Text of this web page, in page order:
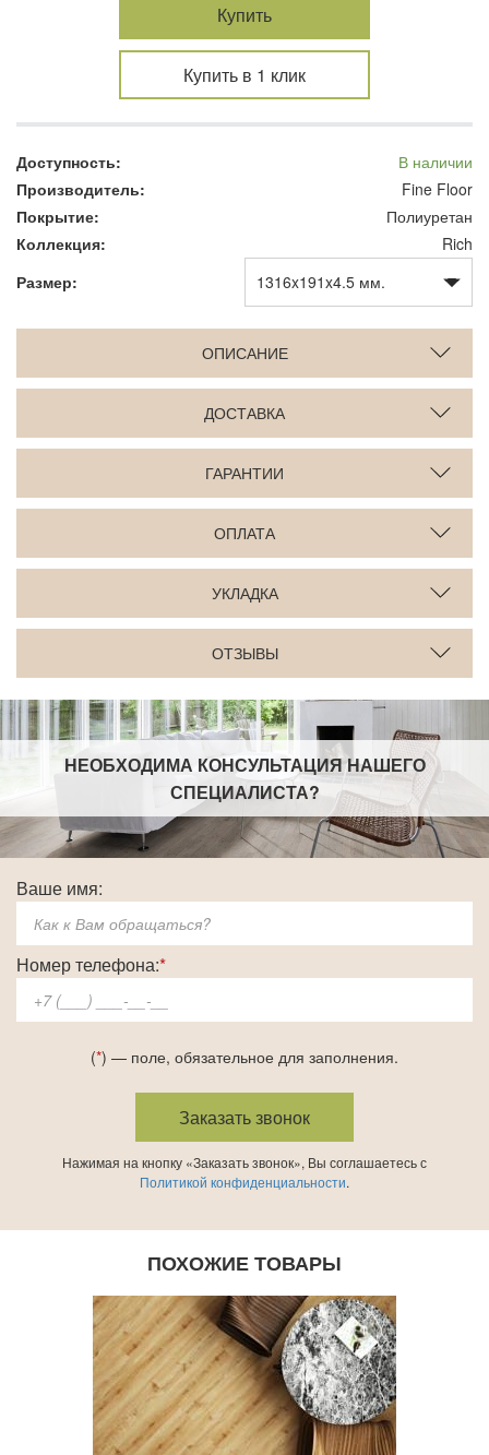
Купить
Купить в 1 клик
Доступность:
В наличии
Производитель:
Fine Floor
Покрытие:
Полиуретан
Коллекция:
Rich
Размер:
ОПИСАНИЕ
ДОСТАВКА
ГАРАНТИИ
ОПЛАТА
УКЛАДКА
ОТЗЫВЫ
НЕОБХОДИМА КОНСУЛЬТАЦИЯ НАШЕГО
СПЕЦИАЛИСТА?
Ваше имя:
Номер телефона:*
(*) — поле, обязательное для заполнения.
Нажимая на кнопку «Заказать звонок», Вы соглашаетесь с
Политикой конфиденциальности.
ПОХОЖИЕ ТОВАРЫ